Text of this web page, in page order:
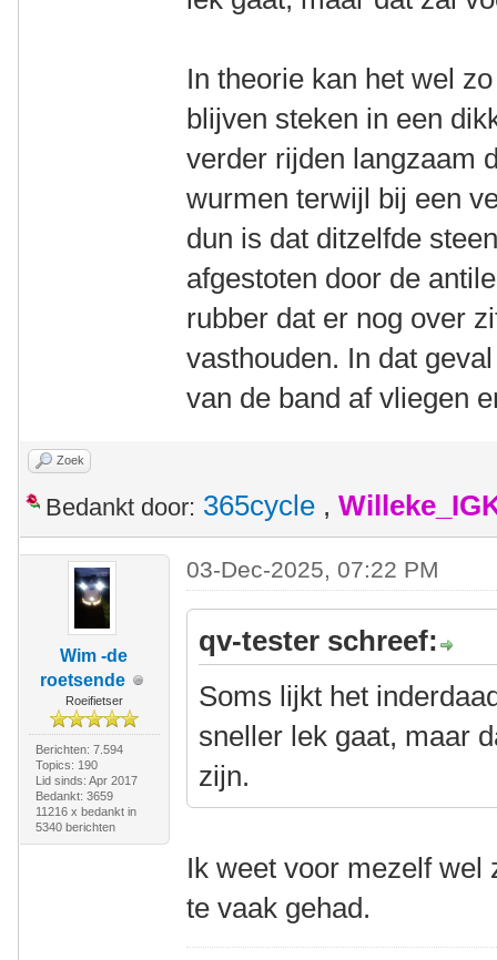
In theorie kan het wel
blijven steken in een
verder rijden langzaam
wurmen terwijl bij een
dun is dat ditzelfde
afgestoten door de
rubber dat er nog over
vasthouden. In dat
van de band af vliegen
Zoek
Bedankt door: 365cycle ,
Wim -de
roetsende
Roeifietser
Berichten: 7.594
Topics: 190
Lid sinds: Apr 2017
Bedankt: 3659
11216 x bedankt in
5340 berichten
03-Dec-2025, 07:22 PM
qv-tester schreef:
Soms lijkt het
sneller lek gaat, maar
zijn.
Ik weet voor mezelf wel
te vaak gehad.